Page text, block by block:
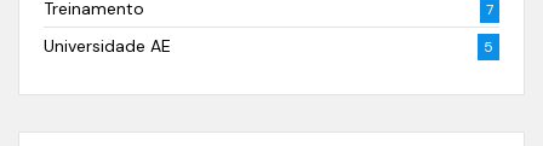
Treinamento 7
Universidade AE 5